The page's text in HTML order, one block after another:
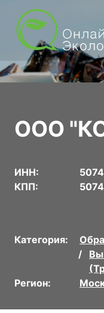
ООО
ИНН:
КПП:
Категория:
Регион: